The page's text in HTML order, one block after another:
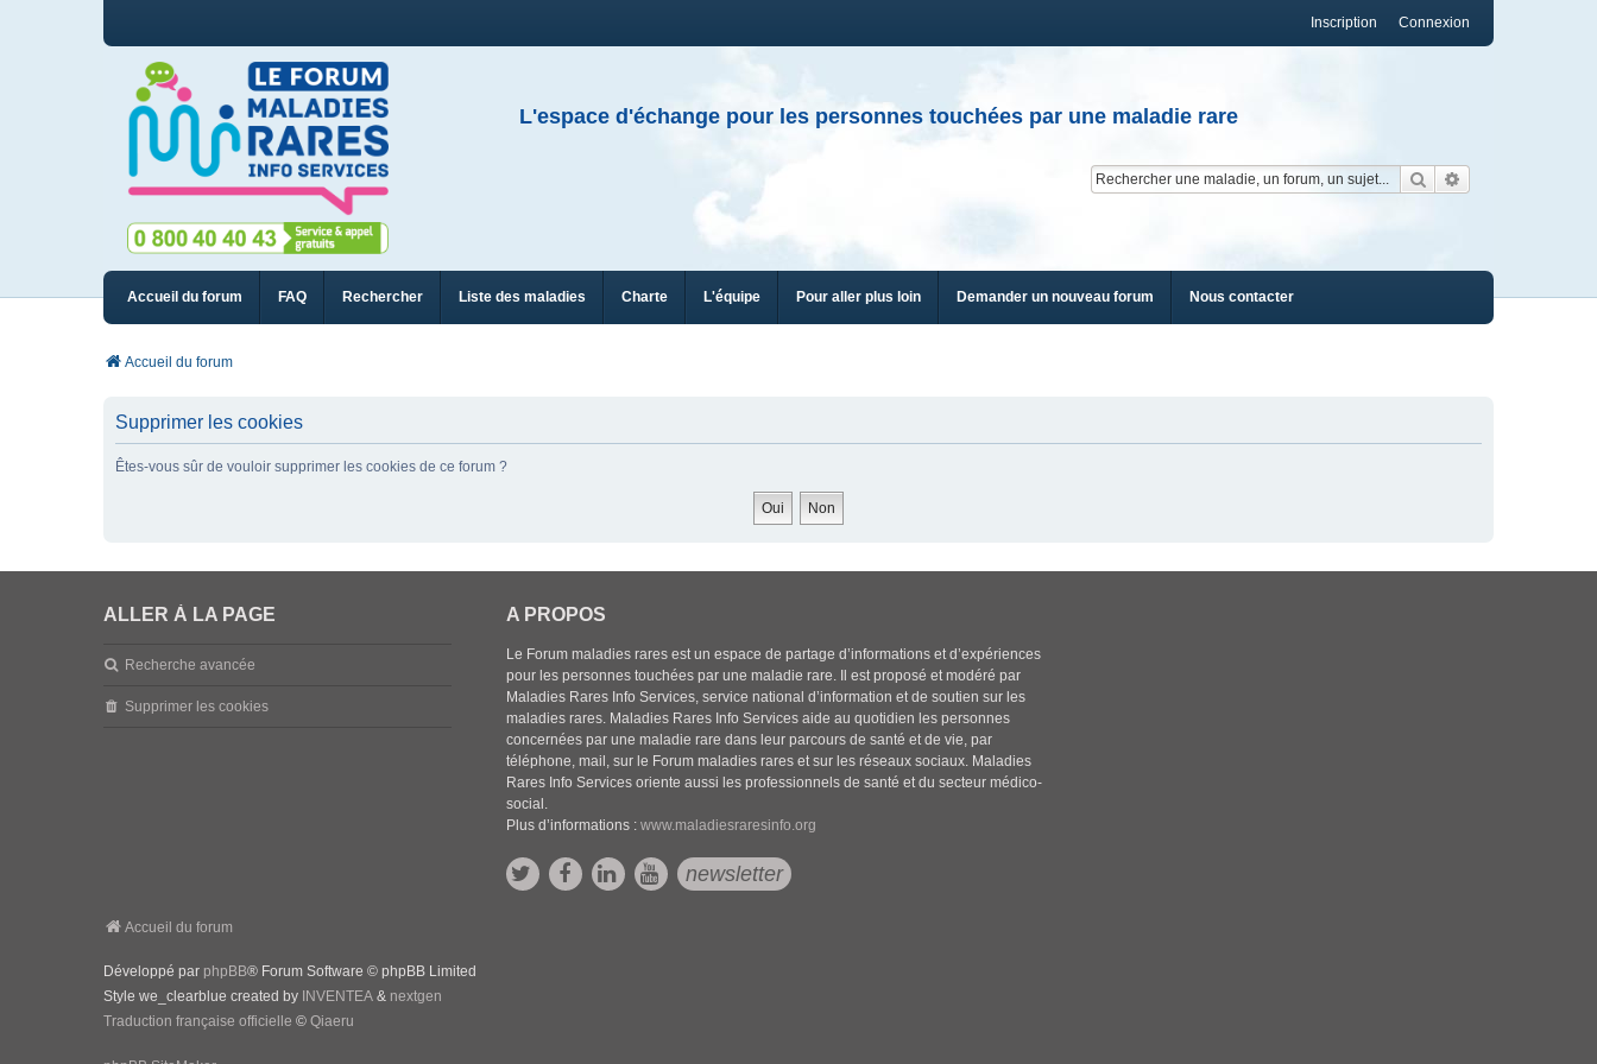
Connexion
Inscription
L'espace d'échange pour les personnes touchées par une maladie rare
Rechercher
Accueil du forum FAQ Rechercher Liste des maladies Charte L'équipe Pour aller plus loin Demander un nouveau forum Nous contacter
Accueil du forum
Supprimer les cookies
Êtes-vous sûr de vouloir supprimer les cookies de ce forum ?
ALLER À LA PAGE
Recherche avancée
Supprimer les cookies
A PROPOS
Le Forum maladies rares est un espace de partage d’informations et d’expériences
pour les personnes touchées par une maladie rare. Il est proposé et modéré par
Maladies Rares Info Services, service national d’information et de soutien sur les
maladies rares. Maladies Rares Info Services aide au quotidien les personnes
concernées par une maladie rare dans leur parcours de santé et de vie, par
téléphone, mail, sur le Forum maladies rares et sur les réseaux sociaux. Maladies
Rares Info Services oriente aussi les professionnels de santé et du secteur médico-
social.
Plus d’informations :www.maladiesraresinfo.org
newsletter
Accueil du forum
Développé par phpBB® Forum Software © phpBB Limited
Style we_clearblue created by INVENTEA & nextgen
Traduction française officielle © Qiaeru